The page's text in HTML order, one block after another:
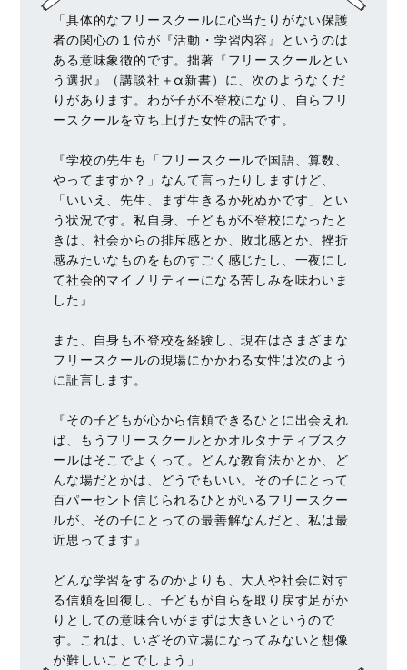
「具体的なフリースクールに心当たりがない保護
者の関心の１位が『活動・学習内容』というのは
ある意味象徴的です。拙著『フリースクールとい
う選択』（講談社＋α新書）に、次のようなくだ
りがあります。わが子が不登校になり、自らフリ
ースクールを立ち上げた女性の話です。
『学校の先生も「フリースクールで国語、算数、
やってますか？」なんて言ったりしますけど、
「いいえ、先生、まず生きるか死ぬかです」とい
う状況です。私自身、子どもが不登校になったと
きは、社会からの排斥感とか、敗北感とか、挫折
感みたいなものをものすごく感じたし、一夜にし
て社会的マイノリティーになる苦しみを味わいま
した』
また、自身も不登校を経験し、現在はさまざまな
フリースクールの現場にかかわる女性は次のよう
に証言します。
『その子どもが心から信頼できるひとに出会えれ
ば、もうフリースクールとかオルタナティブスク
ールはそこでよくって。どんな教育法かとか、ど
んな場だとかは、どうでもいい。その子にとって
百パーセント信じられるひとがいるフリースクー
ルが、その子にとっての最善解なんだと、私は最
近思ってます』
どんな学習をするのかよりも、大人や社会に対す
る信頼を回復し、子どもが自らを取り戻す足がか
りとしての意味合いがまずは大きいというので
す。これは、いざその立場になってみないと想像
が難しいことでしょう」